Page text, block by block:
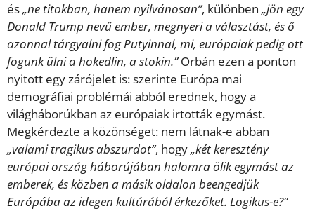
és„ne titokban, hanem nyilvánosan”, különben „jön egy
Donald Trump nevű ember, megnyeri a választást, és ő
azonnal tárgyalni fog Putyinnal, mi, európaiak pedig ott
fogunk ülni a hokedlin, a stokin.”Orbán ezen a ponton
nyitott egy zárójelet is: szerinte Európa mai
demográfiai problémái abból erednek, hogy a
világháborúkban az európaiak irtották egymást.
Megkérdezte a közönséget: nem látnak-e abban
„valami tragikus abszurdot”, hogy„két keresztény
európai ország háborújában halomra ölik egymást az
emberek, és közben a másik oldalon beengedjük
Európába az idegen kultúrából érkezőket. Logikus-e?”